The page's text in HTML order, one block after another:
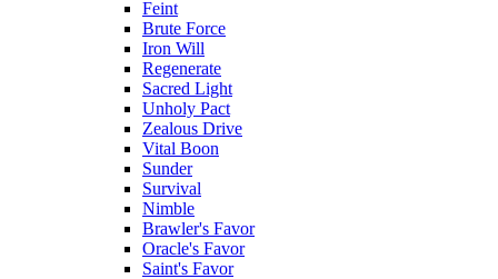
Feint
Brute Force
Iron Will
Regenerate
Sacred Light
Unholy Pact
Zealous Drive
Vital Boon
Sunder
Survival
Nimble
Brawler's Favor
Oracle's Favor
Saint's Favor